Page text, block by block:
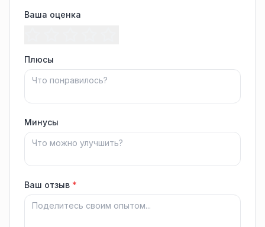
Ваша оценка
Плюсы
Минусы
Ваш отзыв *